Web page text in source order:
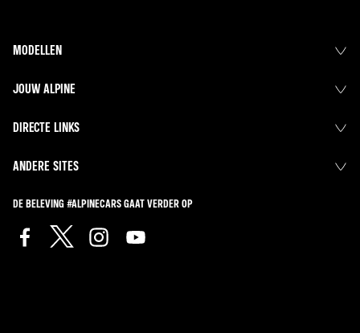
MODELLEN
JOUW ALPINE
DIRECTE LINKS
ANDERE SITES
DE BELEVING #ALPINECARS GAAT VERDER OP